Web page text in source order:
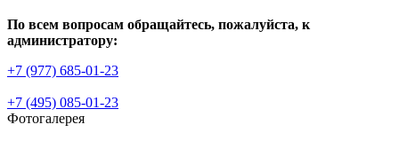
По всем вопросам обращайтесь, пожалуйста, к
администратору:
+7 (977) 685-01-23
+7 (495) 085-01-23
Фотогалерея